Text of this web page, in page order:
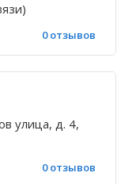
0 отзывов
улица, д. 4,
0 отзывов